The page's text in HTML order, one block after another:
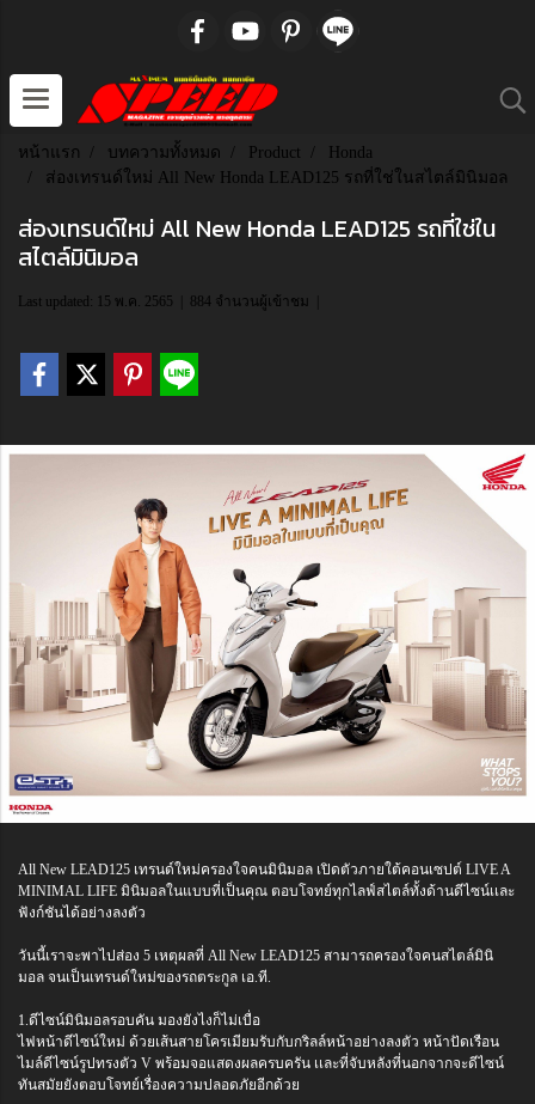
หน้าแรก บทความทั้งหมด Product
Honda
ส่องเทรนด์ใหม่ All New Honda LEAD125 รถที่ใช่ในสไตล์มินิมอล
ส่องเทรนด์ใหม่ All New Honda LEAD125 รถที่ใช่ใน
สไตล์มินิมอล
Last updated: 15 พ.ค. 2565 884 จำนวนผู้เข้าชม
All New LEAD125 เทรนด์ใหม่ครองใจคนมินิมอล เปิดตัวภายใต้คอนเซปต์ LIVE A
MINIMAL LIFE มินิมอลในแบบที่เป็นคุณ ตอบโจทย์ทุกไลฟ์สไตล์ทั้งด้านดีไซน์เเละ
ฟังก์ชันได้อย่างลงตัว
วันนี้เราจะพาไปส่อง 5 เหตุผลที่ All New LEAD125 สามารถครองใจคนสไตล์มินิ
มอล จนเป็นเทรนด์ใหม่ของรถตระกูล เอ.ที.
1.ดีไซน์มินิมอลรอบคัน มองยังไงก็ไม่เบื่อ
ไฟหน้าดีไซน์ใหม่ ด้วยเส้นสายโครเมียมรับกับกริลล์หน้าอย่างลงตัว หน้าปัดเรือน
ไมล์ดีไซน์รูปทรงตัว V พร้อมจอแสดงผลครบครัน เเละที่จับหลังที่นอกจากจะดีไซน์
ทันสมัยยังตอบโจทย์เรื่องความปลอดภัยอีกด้วย